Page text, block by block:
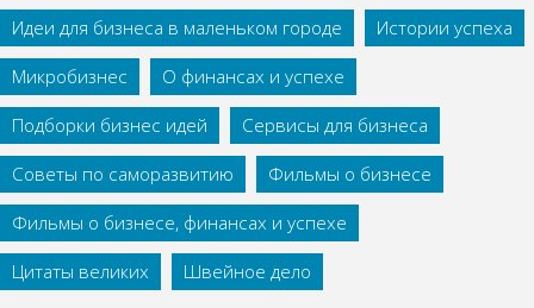
Идеи для бизнеса в маленьком городе
Истории успеха
Микробизнес
О финансах и успехе
Подборки бизнес идей
Сервисы для бизнеса
Советы по саморазвитию
Фильмы о бизнесе
Фильмы о бизнесе, финансах и успехе
Цитаты великих
Швейное дело